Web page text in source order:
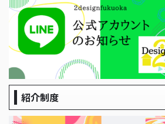
紹介制度